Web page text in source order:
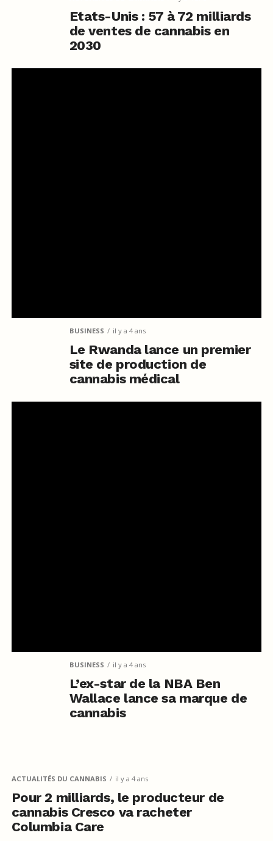
Etats-Unis : 57 à 72 milliards
de ventes de cannabis en
2030
BUSINESS il y a 4 ans
Le Rwanda lance un premier
site de production de
cannabis médical
BUSINESS il y a 4 ans
L’ex-star de la NBA Ben
Wallace lance sa marque de
cannabis
ACTUALITÉS DU CANNABIS il y a 4 ans
Pour 2 milliards, le producteur de
cannabis Cresco va racheter
Columbia Care